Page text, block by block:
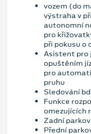
vozem (do
výstraha v
autonomní
pro
při pokusu o
Asistent pro
opuštěním
pro
pruhu
Sledování
Funkce
omezujících
Zadní
Přední